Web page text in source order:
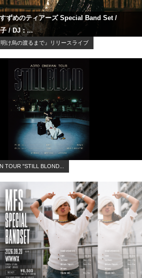
ずめのティアーズ Special Band Set /
/ DJ：...
け烏の渡るまで』リリースライブ
TOUR "STILL BLOND...